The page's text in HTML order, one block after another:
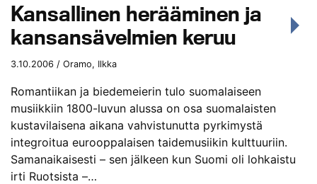
Kansallinen herääminen ja
kansansävelmien keruu
3.10.2006 / Oramo, Ilkka
Romantiikan ja biedemeierin tulo suomalaiseen
musiikkiin 1800-luvun alussa on osa suomalaisten
kustavilaisena aikana vahvistunutta pyrkimystä
integroitua eurooppalaisen taidemusiikin kulttuuriin.
Samanaikaisesti – sen jälkeen kun Suomi oli lohkaistu
irti Ruotsista –…